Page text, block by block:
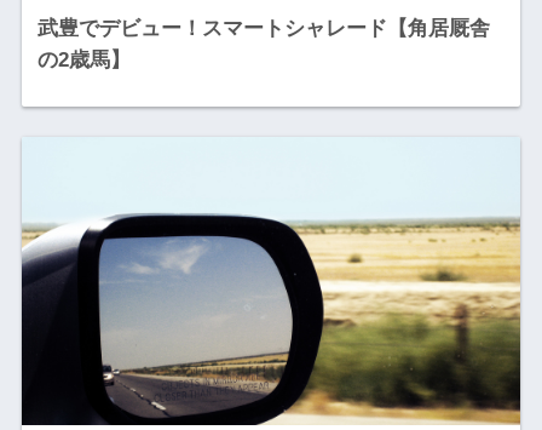
武豊でデビュー！スマートシャレード【角居厩舎
の2歳馬】